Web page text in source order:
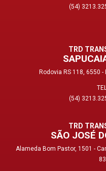
(54)
TRD
Rodovia RS 118, 6550
(54)
TRD
SÃO JOSÉ
Alameda Bom Pastor, 1501 -